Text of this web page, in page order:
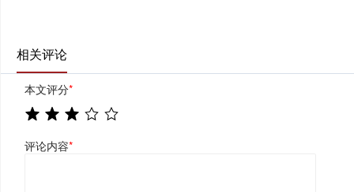
相关评论
本文评分*
评论内容*